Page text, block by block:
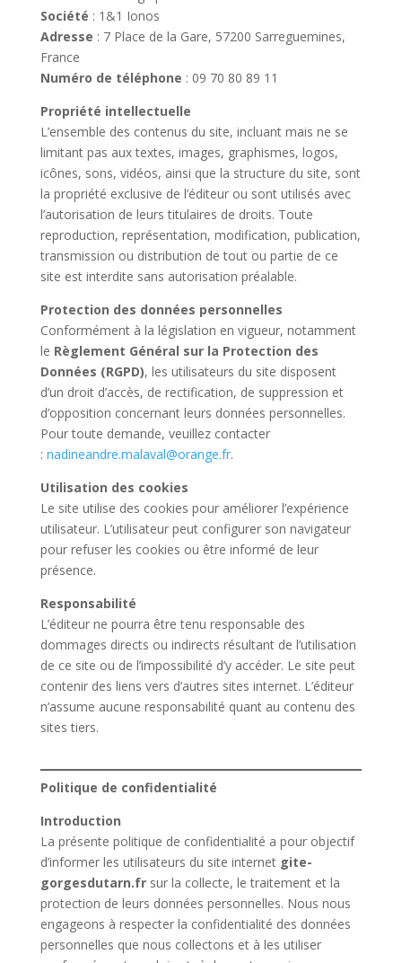
Société : 1&1 Ionos
Adresse : 7 Place de la Gare, 57200 Sarreguemines,
France
Numéro de téléphone : 09 70 80 89 11
Propriété intellectuelle
L’ensemble des contenus du site, incluant mais ne se
limitant pas aux textes, images, graphismes, logos,
icônes, sons, vidéos, ainsi que la structure du site, sont
la propriété exclusive de l’éditeur ou sont utilisés avec
l’autorisation de leurs titulaires de droits. Toute
reproduction, représentation, modification, publication,
transmission ou distribution de tout ou partie de ce
site est interdite sans autorisation préalable.
Protection des données personnelles
Conformément à la législation en vigueur, notamment
le Règlement Général sur la Protection des
Données (RGPD), les utilisateurs du site disposent
d’un droit d’accès, de rectification, de suppression et
d’opposition concernant leurs données personnelles.
Pour toute demande, veuillez contacter
: nadineandre.malaval@orange.fr.
Utilisation des cookies
Le site utilise des cookies pour améliorer l’expérience
utilisateur. L’utilisateur peut configurer son navigateur
pour refuser les cookies ou être informé de leur
présence.
Responsabilité
L’éditeur ne pourra être tenu responsable des
dommages directs ou indirects résultant de l’utilisation
de ce site ou de l’impossibilité d’y accéder. Le site peut
contenir des liens vers d’autres sites internet. L’éditeur
n’assume aucune responsabilité quant au contenu des
sites tiers.
Politique de confidentialité
Introduction
La présente politique de confidentialité a pour objectif
d’informer les utilisateurs du site internet gite-
gorgesdutarn.frsur la collecte, le traitement et la
protection de leurs données personnelles. Nous nous
engageons à respecter la confidentialité des données
personnelles que nous collectons et à les utiliser